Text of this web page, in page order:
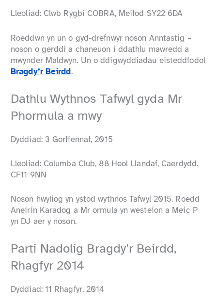
Lleoliad: Clwb Rygbi COBRA, Meifod SY22 6DA
Roeddwn yn un o gyd-drefnwyr noson Anntastig –
noson o gerddi a chaneuon i ddathlu mawredd a
mwynder Maldwyn. Un o ddigwyddiadau eisteddfodol
Bragdy’r Beirdd.
Dathlu Wythnos Tafwyl gyda Mr
Phormula a mwy
Dyddiad: 3 Gorffennaf, 2015
Lleoliad: Columba Club, 88 Heol Llandaf, Caerdydd.
CF11 9NN
Noson hwyliog yn ystod wythnos Tafwyl 2015. Roedd
Aneirin Karadog a Mr ormula yn westeion a Meic P
yn DJ aer y noson.
Parti Nadolig Bragdy’r Beirdd,
Rhagfyr 2014
Dyddiad: 11 Rhagfyr, 2014